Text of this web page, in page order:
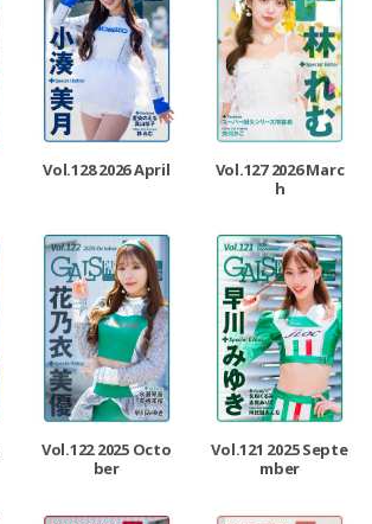
Vol.128 2026 April
Vol.127 2026 Marc
h
Vol.122 2025 Octo
ber
Vol.121 2025 Septe
mber